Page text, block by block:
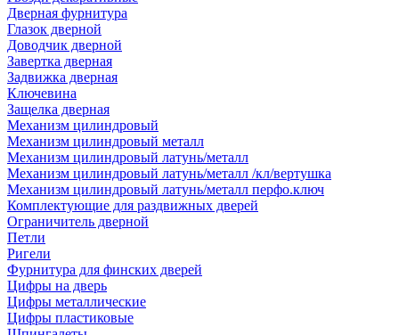
Дверная фурнитура
Глазок дверной
Доводчик дверной
Завертка дверная
Задвижка дверная
Ключевина
Защелка дверная
Механизм цилиндровый
Механизм цилиндровый металл
Механизм цилиндровый латунь/металл
Механизм цилиндровый латунь/металл /кл/вертушка
Механизм цилиндровый латунь/металл перфо.ключ
Комплектующие для раздвижных дверей
Ограничитель дверной
Петли
Ригели
Фурнитура для финских дверей
Цифры на дверь
Цифры металлические
Цифры пластиковые